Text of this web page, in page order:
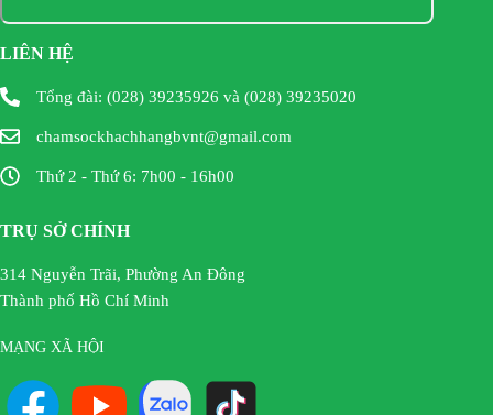
LIÊN HỆ
Tổng đài: (028) 39235926 và (028) 39235020
chamsockhachhangbvnt@gmail.com
Thứ 2 - Thứ 6: 7h00 - 16h00
TRỤ SỞ CHÍNH
314 Nguyễn Trãi, Phường An Đông
Thành phố Hồ Chí Minh
MẠNG XÃ HỘI